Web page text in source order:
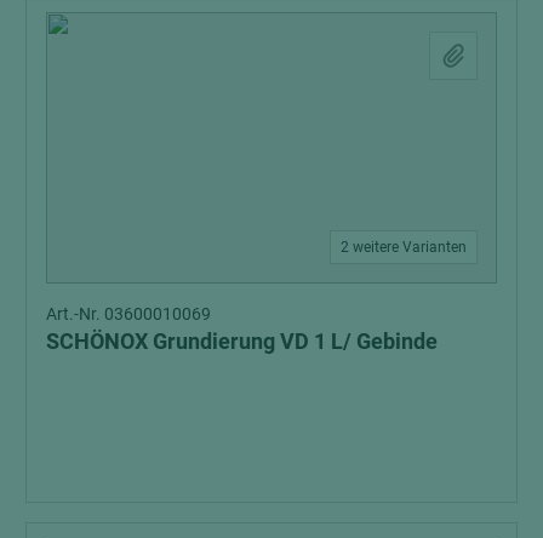
2 weitere Varianten
Art.-Nr. 03600010069
SCHÖNOX Grundierung VD 1 L/ Gebinde